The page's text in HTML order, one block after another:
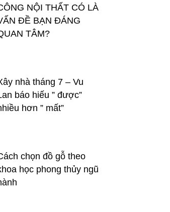
NỘI THẤT CÓ LÀ
ĐỀ BẠN ĐÁNG
TÂM?
nhà tháng 7 – Vu
báo hiếu ” được”
hơn ” mất”
chọn đồ gỗ theo
học phong thủy ngũ